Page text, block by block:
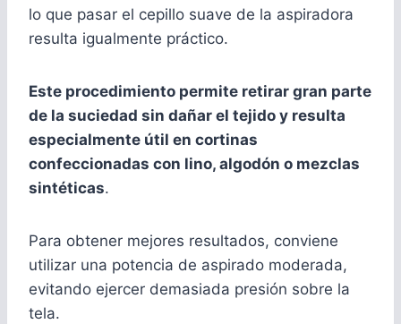
lo que pasar el cepillo suave de la aspiradora
resulta igualmente práctico.
Este procedimiento permite retirar gran parte
de la suciedad sin dañar el tejido y resulta
especialmente útil en cortinas
confeccionadas con lino, algodón o mezclas
sintéticas.
Para obtener mejores resultados, conviene
utilizar una potencia de aspirado moderada,
evitando ejercer demasiada presión sobre la
tela.